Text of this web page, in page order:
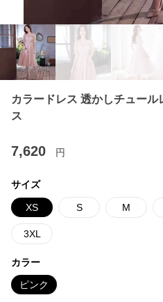
カラードレス 透かしチュー
ス
7,620 円
サイズ
XS S M
3XL
カラー
ピンク